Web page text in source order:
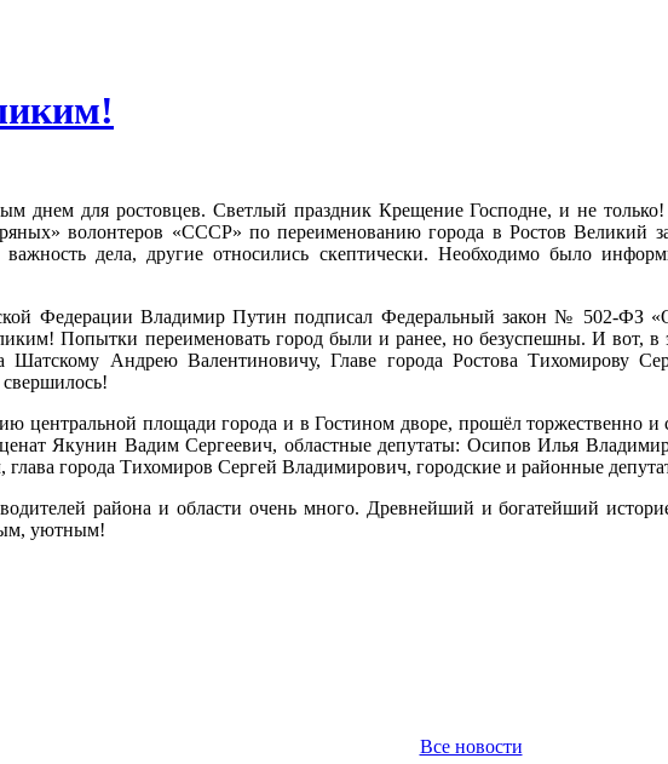
днем для ростовцев. Светлый праздник Крещение Господне, и не
волонтеров «СССР» по переименованию города в Ростов Великий
дела, другие относились скептически. Необходимо было
Федерации Владимир Путин подписал Федеральный закон № 502-ФЗ
Попытки переименовать город были и ранее, но безуспешны. И вот, в
Шатскому Андрею Валентиновичу, Главе города Ростова Тихомирову
центральной площади города и в Гостином дворе, прошёл торжественно и
Якунин Вадим Сергеевич, областные депутаты: Осипов Илья
города Тихомиров Сергей Владимирович, городские и районные
района и области очень много. Древнейший и богатейший
уютным!
Все новости